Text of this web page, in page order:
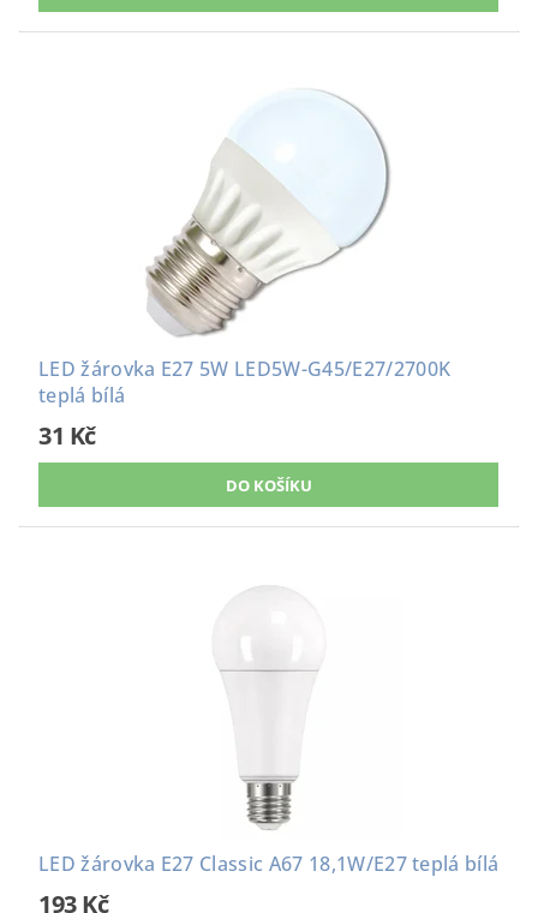
LED žárovka E27 5W LED5W-G45/E27/2700K
teplá bílá
31 Kč
LED žárovka E27 Classic A67 18,1W/E27 teplá bílá
193 Kč